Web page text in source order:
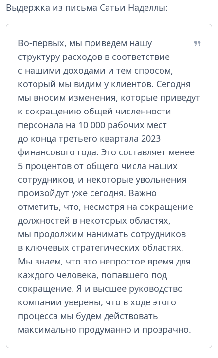
Выдержка из письма Сатьи Наделлы:
Во-первых, мы приведем нашу
структуру расходов в соответствие
с нашими доходами и тем спросом,
который мы видим у клиентов. Сегодня
мы вносим изменения, которые приведут
к сокращению общей численности
персонала на 10 000 рабочих мест
до конца третьего квартала 2023
финансового года. Это составляет менее
5 процентов от общего числа наших
сотрудников, и некоторые увольнения
произойдут уже сегодня. Важно
отметить, что, несмотря на сокращение
должностей в некоторых областях,
мы продолжим нанимать сотрудников
в ключевых стратегических областях.
Мы знаем, что это непростое время для
каждого человека, попавшего под
сокращение. Я и высшее руководство
компании уверены, что в ходе этого
процесса мы будем действовать
максимально продуманно и прозрачно.